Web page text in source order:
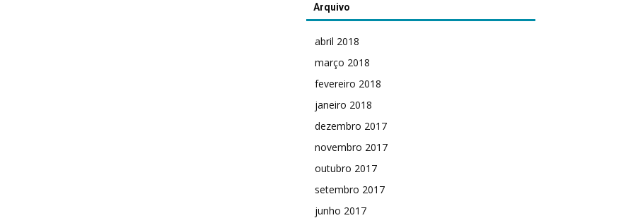
Arquivo
abril 2018
março 2018
fevereiro 2018
janeiro 2018
dezembro 2017
novembro 2017
outubro 2017
setembro 2017
junho 2017